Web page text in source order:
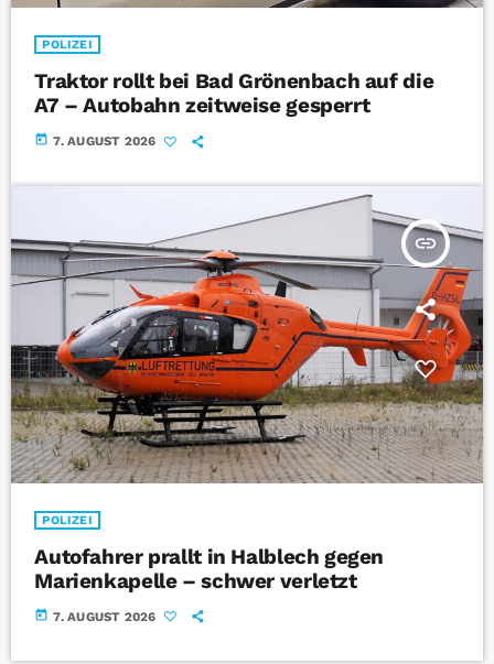
POLIZEI
Traktor rollt bei Bad Grönenbach auf die
A7 – Autobahn zeitweise gesperrt
today 7. AUGUST 2026
insert_link
POLIZEI
Autofahrer prallt in Halblech gegen
Marienkapelle – schwer verletzt
today 7. AUGUST 2026